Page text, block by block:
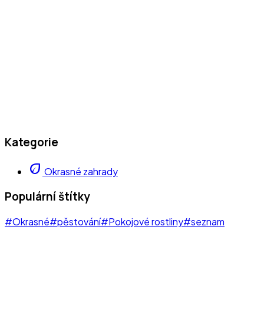
Kategorie
eco Okrasné zahrady
Populární štítky
#Okrasné#pěstování#Pokojové rostliny#seznam